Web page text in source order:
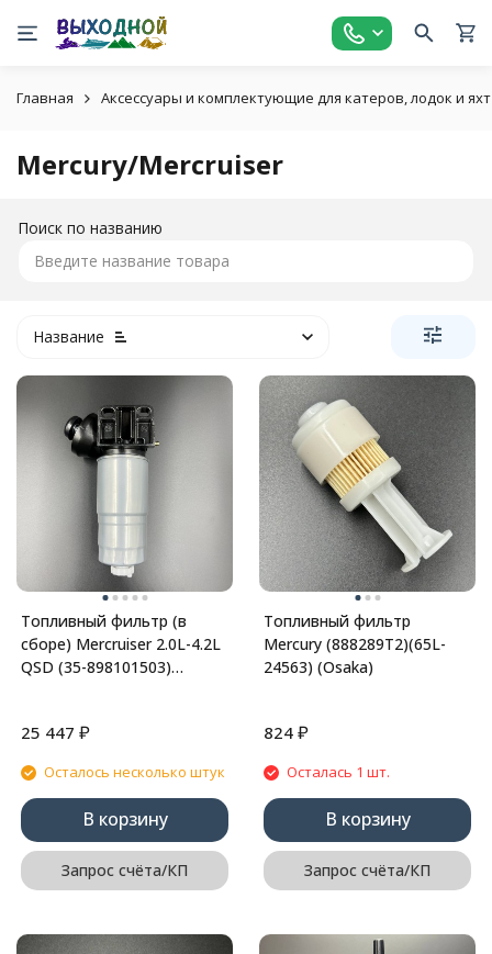
Главная Аксессуары и комплектующие для катеров, лодок и яхт
Mercury/Mercruiser
Поиск по названию
Название
Топливный фильтр (в
сборе) Mercruiser 2.0L-4.2L
QSD (35-898101503)
25 447 ₽
Осталось несколько штук
В корзину
Запрос счёта/КП
Топливный фильтр
Mercury (888289T2)(65L-
24563) (Osaka)
824 ₽
Осталась 1 шт.
В корзину
Запрос счёта/КП